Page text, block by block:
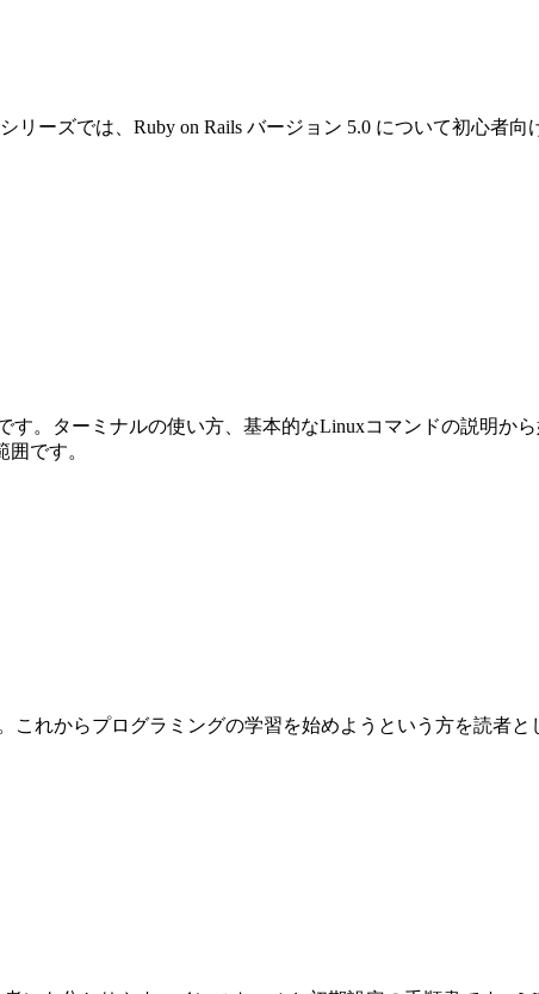
リーズでは、Ruby on Rails バージョン 5.0 について初心者
す。ターミナルの使い方、基本的なLinuxコマンドの説明か
です。
れからプログラミングの学習を始めようという方を読者と